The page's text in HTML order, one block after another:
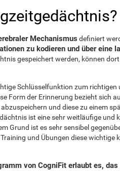
Mechanismus definiert
zu kodieren und über eine
gespeichert werden, können
Schlüsselfunktion zum richtigen
Form der Erinnerung bezieht sich
und diese zu einem
ist eine sehr weitläufige und
Grund ist es sehr sensibel
und Übungen diese wichtige
von CogniFit erlaubt es,